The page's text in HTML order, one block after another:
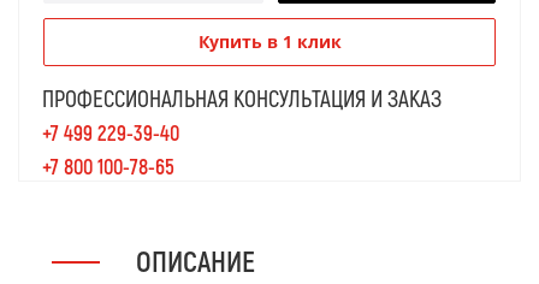
Купить в 1 клик
ПРОФЕССИОНАЛЬНАЯ КОНСУЛЬТАЦИЯ И ЗАКАЗ
+7 499 229-39-40
+7 800 100-78-65
ОПИСАНИЕ